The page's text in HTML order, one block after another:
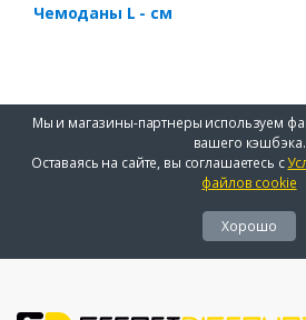
Чемоданы L - см
Мы и магазины-партнеры используем
вашего кэшбэка.
Оставаясь на сайте, вы соглашаетесь с
файлов cookie
Хорошо